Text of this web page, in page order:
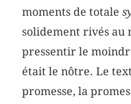
moments de totale
solidement rivés au
pressentir le
était le nôtre. Le
promesse, la